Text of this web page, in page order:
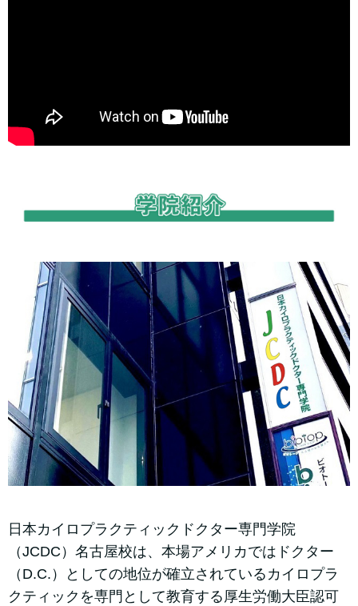
日本カイロプラクティックドクター専門学院
（JCDC）名古屋校は、 本場アメリカではドクター
（D.C.）としての地位が確立されているカイロプラ
クティックを専門として教育する厚生労働大臣認可